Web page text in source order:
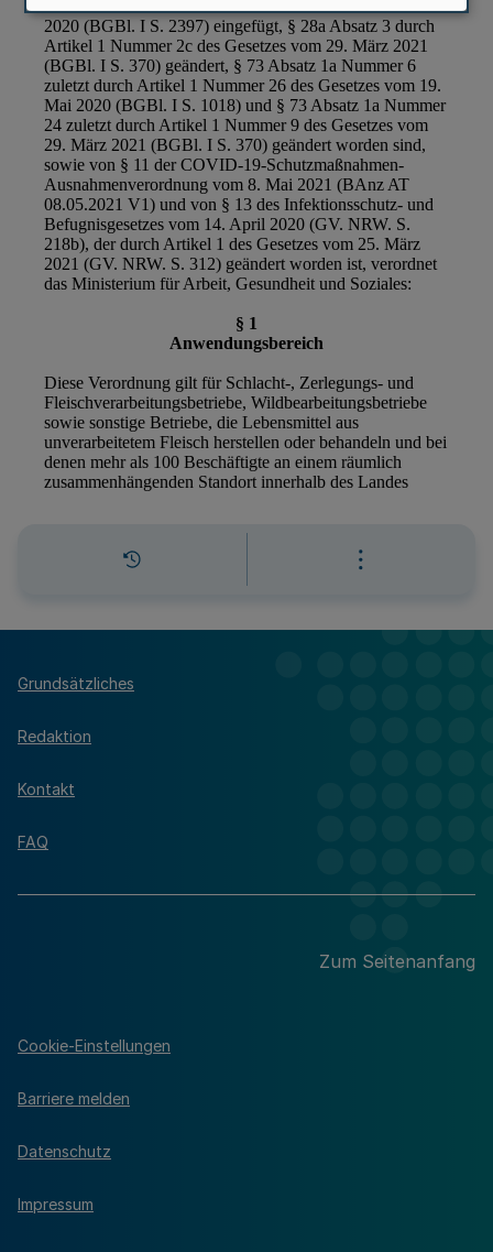
Grundsätzliches
Redaktion
Kontakt
FAQ
Zum Seitenanfang
Cookie-Einstellungen
Barriere melden
Datenschutz
Impressum